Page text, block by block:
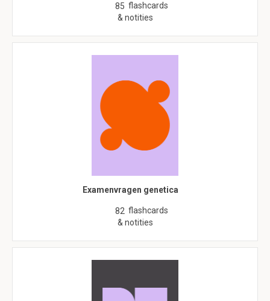
85 flashcards
& notities
Examenvragen genetica
82 flashcards
& notities